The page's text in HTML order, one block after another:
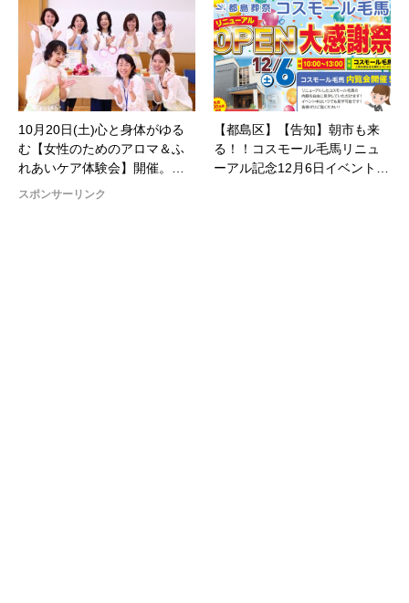
10月20日(土)心と身体がゆる
む【女性のためのアロマ＆ふ
れあいケア体験会】開催。…
【都島区】【告知】朝市も来
る！！コスモール毛馬リニュ
ーアル記念12月6日イベント…
スポンサーリンク